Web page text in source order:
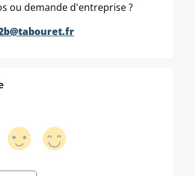
ou demande d'entreprise ?